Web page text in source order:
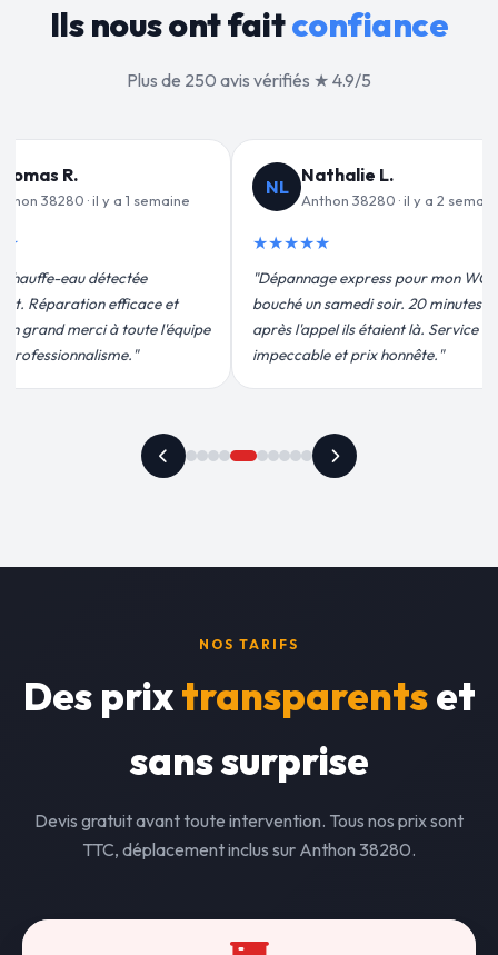
Ils nous ont faitconfiance
Plus de 250 avis vérifiés ★ 4.9/5
L.
38280 · il y a 2 semaines
pour mon WC
soir. 20 minutes
étaient là. Service
prix honnête."
JF
Jean-François C.
Anthon 38280 · il y a 3 semaines
★★★★★
"Remplacement de mon chauffe-eau en
moins de 2h. Équipe très pro, devis
conforme, chantier propre. Je
recommande vivement."
NOS TARIFS
Des prixtransparentset
sans surprise
Devis gratuit avant toute intervention. Tous nos prix sont
TTC, déplacement inclus sur Anthon 38280.